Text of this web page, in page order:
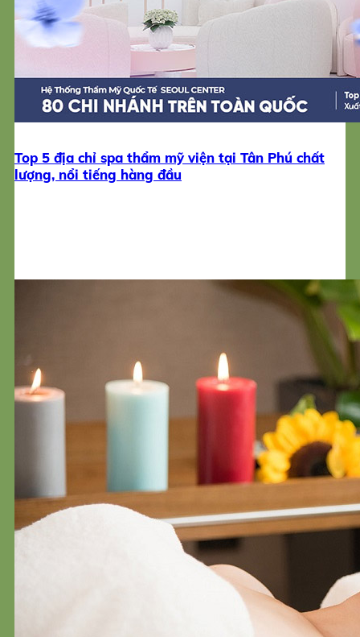
Top 5 địa chỉ spa thẩm mỹ viện tại Tân Phú chất
lượng, nổi tiếng hàng đầu